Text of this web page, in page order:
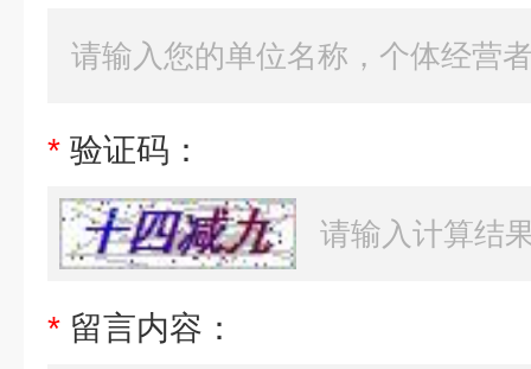
* 验证码：
* 留言内容：